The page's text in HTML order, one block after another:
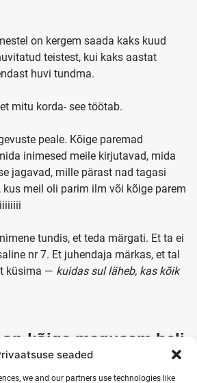
seaded
we and our partners use technologies like
on kergem saada kaks kuud
teistest, kui kaks aastat
huvi tundma.
mitu korda- see töötab.
peale. Kõige paremad
inimesed meile kirjutavad, mida
jagavad, mille pärast nad tagasi
meil oli parim ilm või kõige parem
tundis, et teda märgati. Et ta ei
nr 7. Et juhendaja märkas, et tal
küsima — kuidas sul läheb, kas kõik
kõige magusam heli